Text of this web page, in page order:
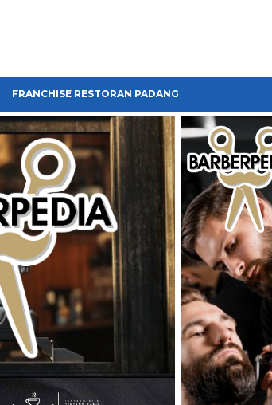
FRANCHISE RESTORAN PADANG